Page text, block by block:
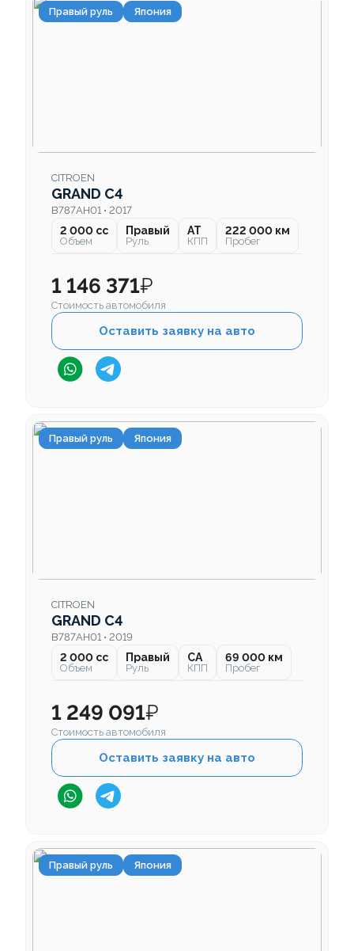
Правый руль Япония
CITROEN
GRAND C4
B787AH01 • 2017
2 000 cc
Объем
Правый
Руль
AT
КПП
222 000 км
Пробег
1 146 371₽
Стоимость автомобиля
Оставить заявку на авто
Правый руль Япония
CITROEN
GRAND C4
B787AH01 • 2019
2 000 cc
Объем
Правый
Руль
CA
КПП
69 000 км
Пробег
1 249 091₽
Стоимость автомобиля
Оставить заявку на авто
Правый руль Япония